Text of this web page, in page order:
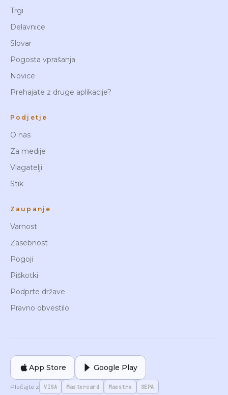
Trgi
Delavnice
Slovar
Pogosta vprašanja
Novice
Prehajate z druge aplikacije?
Podjetje
O nas
Za medije
Vlagatelji
Stik
Zaupanje
Varnost
Zasebnost
Pogoji
Piškotki
Podprte države
Pravno obvestilo
App Store Google Play
Plačajte z VISA Mastercard Maestro SEPA